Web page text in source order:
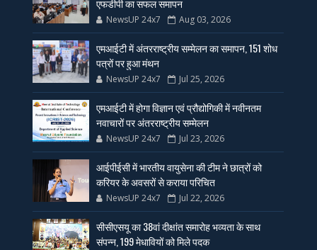
एफडीपी का सफल समापन
NewsUP 24x7 Aug 03, 2026
एमआईटी में अंतरराष्ट्रीय सम्मेलन का समापन, 151 शोध
पत्रों पर हुआ मंथन
NewsUP 24x7 Jul 25, 2026
एमआईटी में होगा विज्ञान एवं प्रौद्योगिकी में नवीनतम
नवाचारों पर अंतरराष्ट्रीय सम्मेलन
NewsUP 24x7 Jul 23, 2026
आईपीईसी में भारतीय वायुसेना की टीम ने छात्रों को
करियर के अवसरों से कराया परिचित
NewsUP 24x7 Jul 22, 2026
सीसीएसयू का 38वां दीक्षांत समारोह भव्यता के साथ
संपन्न, 199 मेधावियों को मिले पदक